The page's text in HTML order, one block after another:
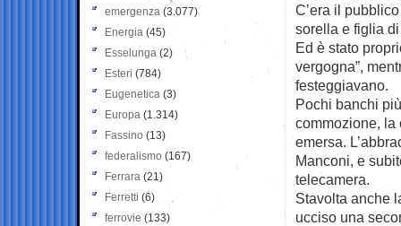
C’era il
sorella e figlia
Ed è stato
vergogna”,
festeggiavano.
Pochi banchi
commozione, la
emersa.
Manconi, e
telecamera.
Stavolta anche
ucciso una
emergenza (3.077)
Energia (45)
Esselunga (2)
Esteri (784)
Eugenetica (3)
Europa (1.314)
Fassino (13)
federalismo (167)
Ferrara (21)
Ferretti (6)
ferrovie (133)